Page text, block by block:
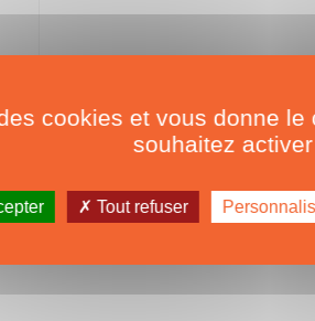
cookies et vous donne
souhaitez activer
Tout refuser